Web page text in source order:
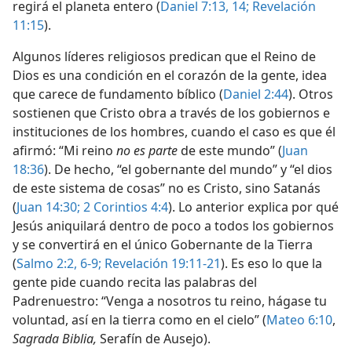
regirá el planeta entero (Daniel 7:13, 14; Revelación
11:15).
Algunos líderes religiosos predican que el Reino de
Dios es una condición en el corazón de la gente, idea
que carece de fundamento bíblico (Daniel 2:44). Otros
sostienen que Cristo obra a través de los gobiernos e
instituciones de los hombres, cuando el caso es que él
afirmó: “Mi reino no es partede este mundo” (Juan
18:36). De hecho, “el gobernante del mundo” y “el dios
de este sistema de cosas” no es Cristo, sino Satanás
(Juan 14:30; 2 Corintios 4:4). Lo anterior explica por qué
Jesús aniquilará dentro de poco a todos los gobiernos
y se convertirá en el único Gobernante de la Tierra
(Salmo 2:2, 6-9; Revelación 19:11-21). Es eso lo que la
gente pide cuando recita las palabras del
Padrenuestro: “Venga a nosotros tu reino, hágase tu
voluntad, así en la tierra como en el cielo” (Mateo 6:10,
Sagrada Biblia, Serafín de Ausejo).